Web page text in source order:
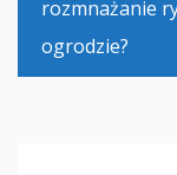
rozmnażanie
ogrodzie?